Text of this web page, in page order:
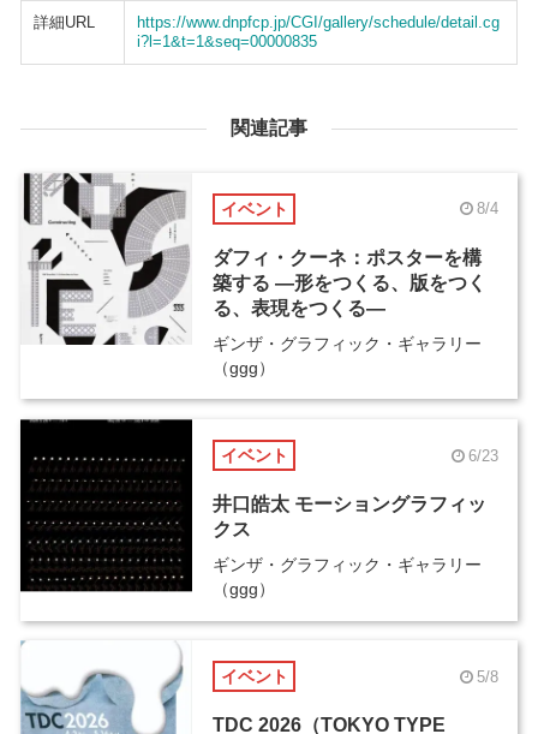
詳細URL
https://www.dnpfcp.jp/CGI/gallery/schedule/detail.cg
i?l=1&t=1&seq=00000835
関連記事
イベント 8/4
ダフィ・クーネ：ポスターを構
築する ―形をつくる、版をつく
る、表現をつくる―
ギンザ・グラフィック・ギャラリー
（ggg）
イベント 6/23
井口皓太 モーショングラフィッ
クス
ギンザ・グラフィック・ギャラリー
（ggg）
イベント 5/8
TDC 2026（TOKYO TYPE